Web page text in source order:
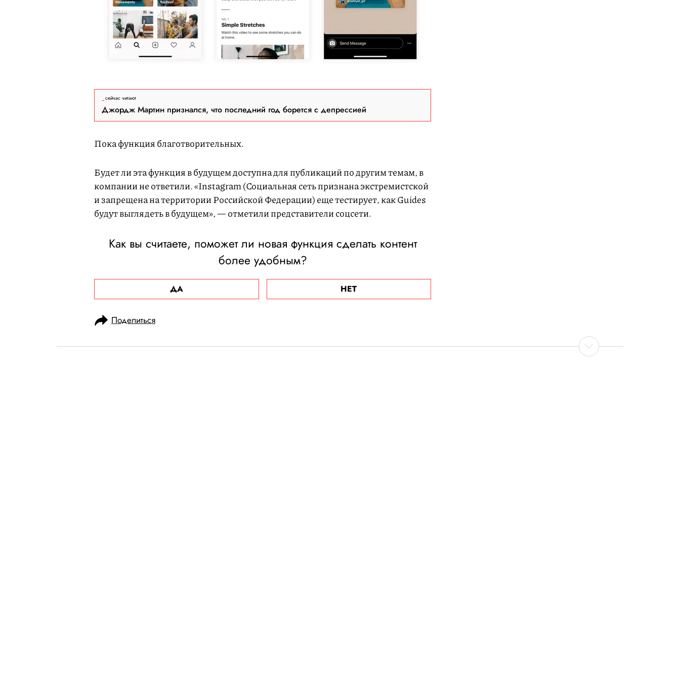
сейчас читают
Джордж Мартин признался, что последний год борется с депрессией
Пока функция благотворительных.
Будет ли эта функция в будущем доступна для публикаций по другим темам, в
компании не ответили. «Instagram (Социальная сеть признана экстремистской
и запрещена на территории Российской Федерации) еще тестирует, как Guides
будут выглядеть в будущем», — отметили представители соцсети.
Как вы считаете, поможет ли новая функция сделать контент
более удобным?
ДА НЕТ
Поделиться